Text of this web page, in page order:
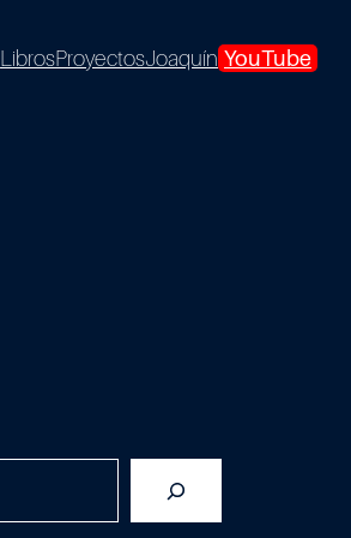
LibrosProyectosJoaquín YouTube